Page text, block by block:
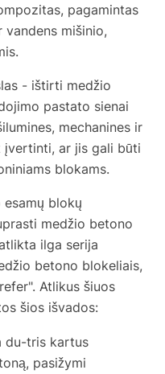
pagamintas
mišinio,
- ištirti medžio
pastato sienai
mechanines ir
įvertinti, ar jis gali būti
blokams.
blokų
medžio betono
ilga serija
betono blokeliais,
Atlikus šiuos
šios išvados:
du-tris kartus
pasižymi